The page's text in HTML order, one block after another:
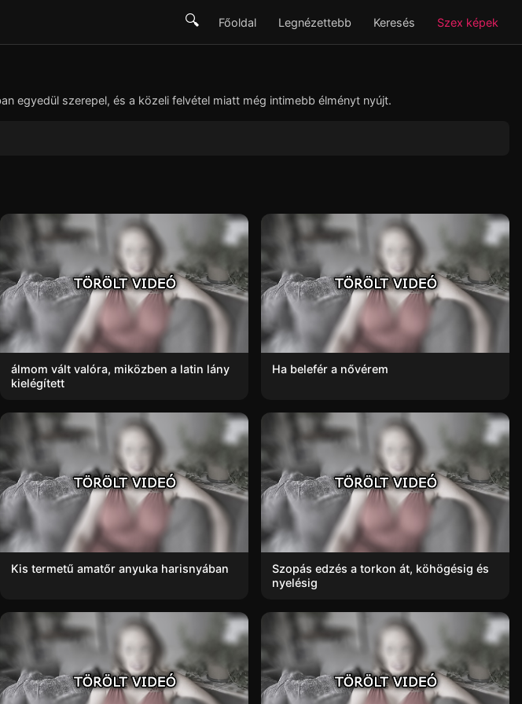
🔍 Főoldal Legnézettebb Keresés Szex képek
egyedül szerepel, és a közeli felvétel miatt még intimebb élményt nyújt.
álmom vált valóra, miközben a latin lány
kielégített
Ha belefér a nővérem
Kis termetű amatőr anyuka harisnyában
Szopás edzés a torkon át, köhögésig és
nyelésig